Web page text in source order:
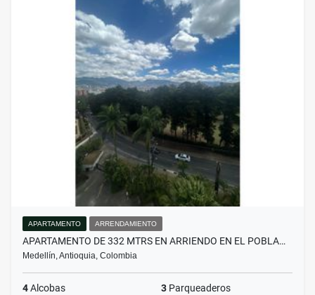
APARTAMENTO ARRENDAMIENTO
APARTAMENTO DE 332 MTRS EN ARRIENDO EN EL POBLA…
Medellín, Antioquia, Colombia
4Alcobas 3 Parqueaderos